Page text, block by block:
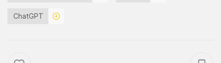
ChatGPT